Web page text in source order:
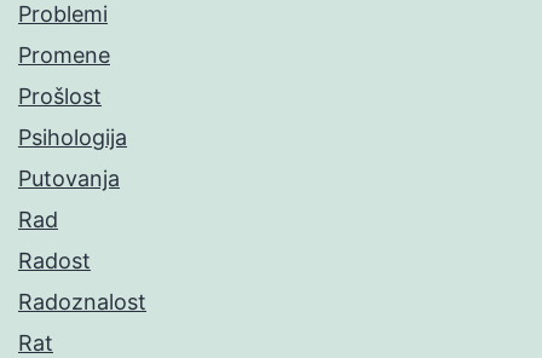
Problemi
Promene
Prošlost
Psihologija
Putovanja
Rad
Radost
Radoznalost
Rat